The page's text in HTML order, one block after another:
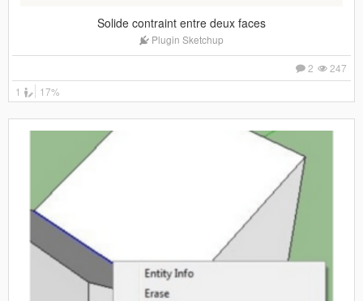
Solide contraint entre deux faces
Plugin Sketchup
247
2
1
17%